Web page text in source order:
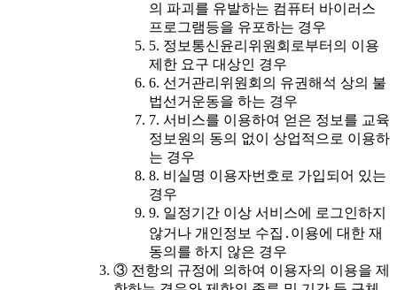
의 파괴를 유발하는 컴퓨터 바이러스
프로그램등을 유포하는 경우
5. 정보통신윤리위원회로부터의 이용
제한 요구 대상인 경우
6. 선거관리위원회의 유권해석 상의 불
법선거운동을 하는 경우
7. 서비스를 이용하여 얻은 정보를 교육
정보원의 동의 없이 상업적으로 이용하
는 경우
8. 비실명 이용자번호로 가입되어 있는
경우
9. 일정기간 이상 서비스에 로그인하지
않거나 개인정보 수집․이용에 대한 재
동의를 하지 않은 경우
③ 전항의 규정에 의하여 이용자의 이용을 제